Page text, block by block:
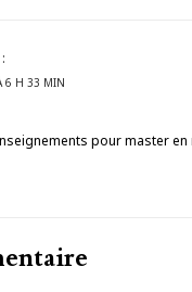
6 H 33 MIN
pour master en